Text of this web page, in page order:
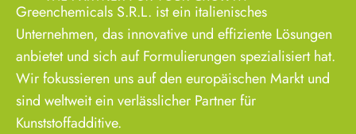
Greenchemicals S.R.L. ist ein italienisches
Unternehmen, das innovative und effiziente Lösungen
anbietet und sich auf Formulierungen spezialisiert hat.
Wir fokussieren uns auf den europäischen Markt und
sind weltweit ein verlässlicher Partner für
Kunststoffadditive.